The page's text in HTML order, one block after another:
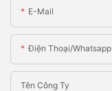
E-Mail
Điện Thoại/whatsapp
Tên Công Ty